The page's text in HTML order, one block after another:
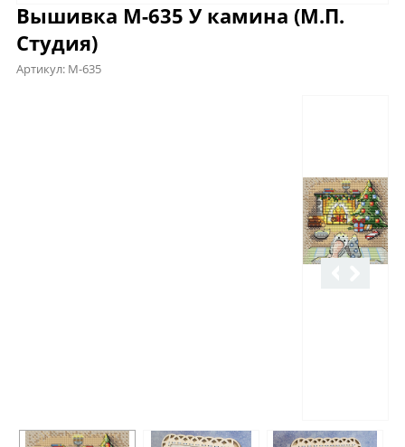
Вышивка М-635 У камина (М.П.
Студия)
Артикул: М-635